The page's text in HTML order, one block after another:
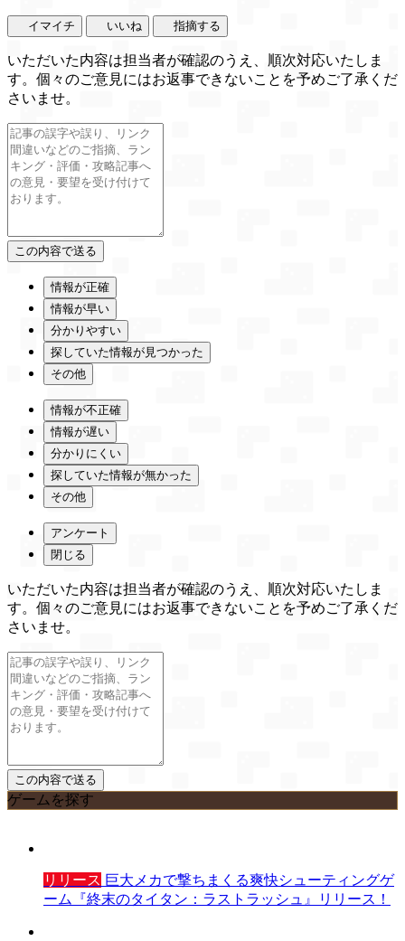
イマイチ いいね 指摘する
いただいた内容は担当者が確認のうえ、順次対応いたしま
す。個々のご意見にはお返事できないことを予めご了承くだ
さいませ。
情報が正確
情報が早い
分かりやすい
探していた情報が見つかった
その他
情報が不正確
情報が遅い
分かりにくい
探していた情報が無かった
その他
アンケート
閉じる
いただいた内容は担当者が確認のうえ、順次対応いたしま
す。個々のご意見にはお返事できないことを予めご了承くだ
さいませ。
ゲームを探す
リリース 巨大メカで撃ちまくる爽快シューティングゲ
ーム『終末のタイタン：ラストラッシュ』リリース！